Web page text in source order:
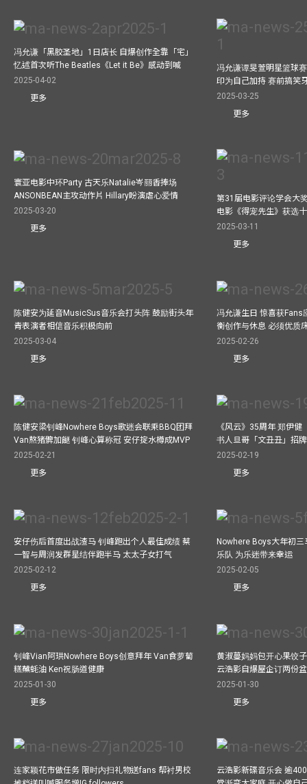
冯允谦「黑胶圣地」1日店长 自爆创作全靠「宅」
忆述首次听The Beatles《Let it Be》感动到喊
2025-04-02
更多
冯允谦谭旻萱明星篮球
印为自己加持 赛前搞笑
2025-03-25
更多
寰亚电影中环Party 古天乐Natalie岑丽香捧场
ANSONBEAN主攻动作片 Hillary盼演虐心爱情
2025-03-20
更多
第31届电影评论学会大
电影《得宠先生》获选
2025-03-11
更多
陈健安为延音MusicSus音乐会打头阵 鼓励街头年
青表演者相信音乐积极向前
2025-03-04
更多
冯允谦生日 惊喜获Fans
衡创作与休息 必须优质
2025-02-26
更多
陈健安梁钊峰Nowhere Boys歌迷会联乘BBQ团拜
Van熬猪髀加餸 钊峰心算称冠 安仔掟水樽成MVP
2025-02-21
更多
《风云》35周年 郑伊
书人旦哥「文丑丑」招
2025-02-19
更多
安仔伤后首度出战渣马 钊峰跑出个人最佳成绩 蔡
一智与周润发群星结伴跑半马 太太子女打气
2025-02-12
更多
Nowhere Boys大年初
乐队 为乐迷带来幸运
2025-02-05
更多
钊峰Vian阿珙Nowhere Boys创意拜年 Van食萝蔔
糕蘸蚝油 Ken祝肠道健康
2025-01-30
更多
黄淑蔓妈妈包开心果饺
云浩影自爆屋企订两份
2025-01-30
更多
连家颖花市做任务 限时内扫礼物送fans 帮衬男校
云浩影新碟音乐会 逾